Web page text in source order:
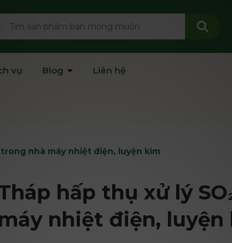
vụ Blog Liên hệ
nhà máy nhiệt điện, luyện kim
hấp thụ xử lý
nhiệt điện, luyện